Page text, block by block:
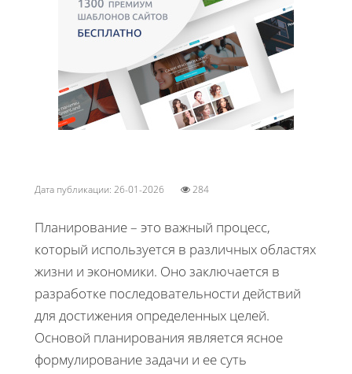
Дата публикации: 26-01-2026 284
Планирование – это важный процесс,
который используется в различных областях
жизни и экономики. Оно заключается в
разработке последовательности действий
для достижения определенных целей.
Основой планирования является ясное
формулирование задачи и ее суть